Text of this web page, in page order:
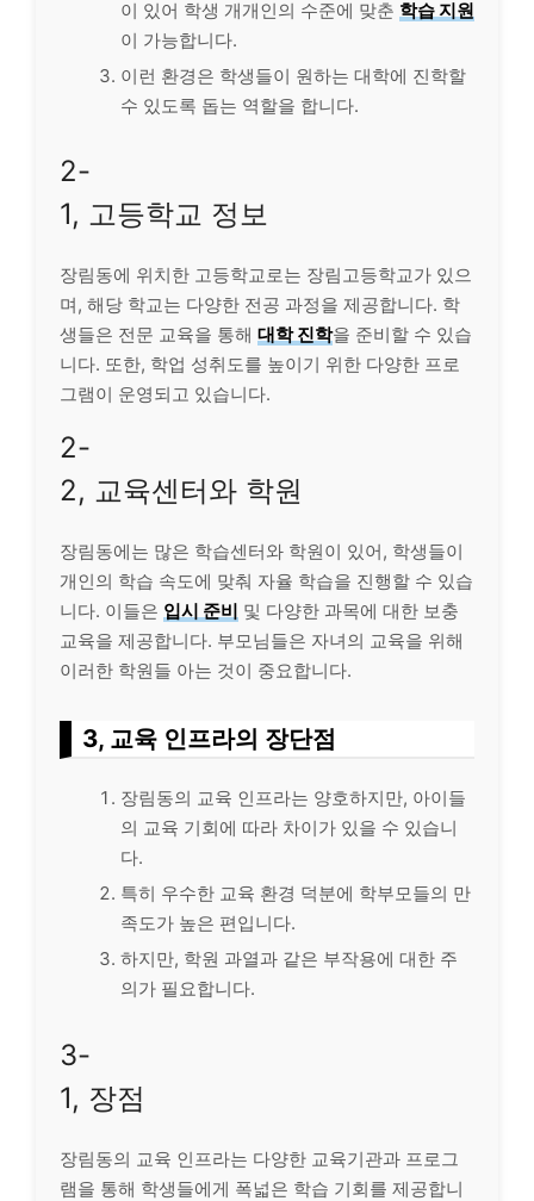
이 있어 학생 개개인의 수준에 맞춘 학습 지원
이 가능합니다.
이런 환경은 학생들이 원하는 대학에 진학할
수 있도록 돕는 역할을 합니다.
2-
1, 고등학교 정보
장림동에 위치한 고등학교로는 장림고등학교가 있으
며, 해당 학교는 다양한 전공 과정을 제공합니다. 학
생들은 전문 교육을 통해 대학 진학을 준비할 수 있습
니다. 또한, 학업 성취도를 높이기 위한 다양한 프로
그램이 운영되고 있습니다.
2-
2, 교육센터와 학원
장림동에는 많은 학습센터와 학원이 있어, 학생들이
개인의 학습 속도에 맞춰 자율 학습을 진행할 수 있습
니다. 이들은 입시 준비 및 다양한 과목에 대한 보충
교육을 제공합니다. 부모님들은 자녀의 교육을 위해
이러한 학원들 아는 것이 중요합니다.
3, 교육 인프라의 장단점
장림동의 교육 인프라는 양호하지만, 아이들
의 교육 기회에 따라 차이가 있을 수 있습니
다.
특히 우수한 교육 환경 덕분에 학부모들의 만
족도가 높은 편입니다.
하지만, 학원 과열과 같은 부작용에 대한 주
의가 필요합니다.
3-
1, 장점
장림동의 교육 인프라는 다양한 교육기관과 프로그
램을 통해 학생들에게 폭넓은 학습 기회를 제공합니